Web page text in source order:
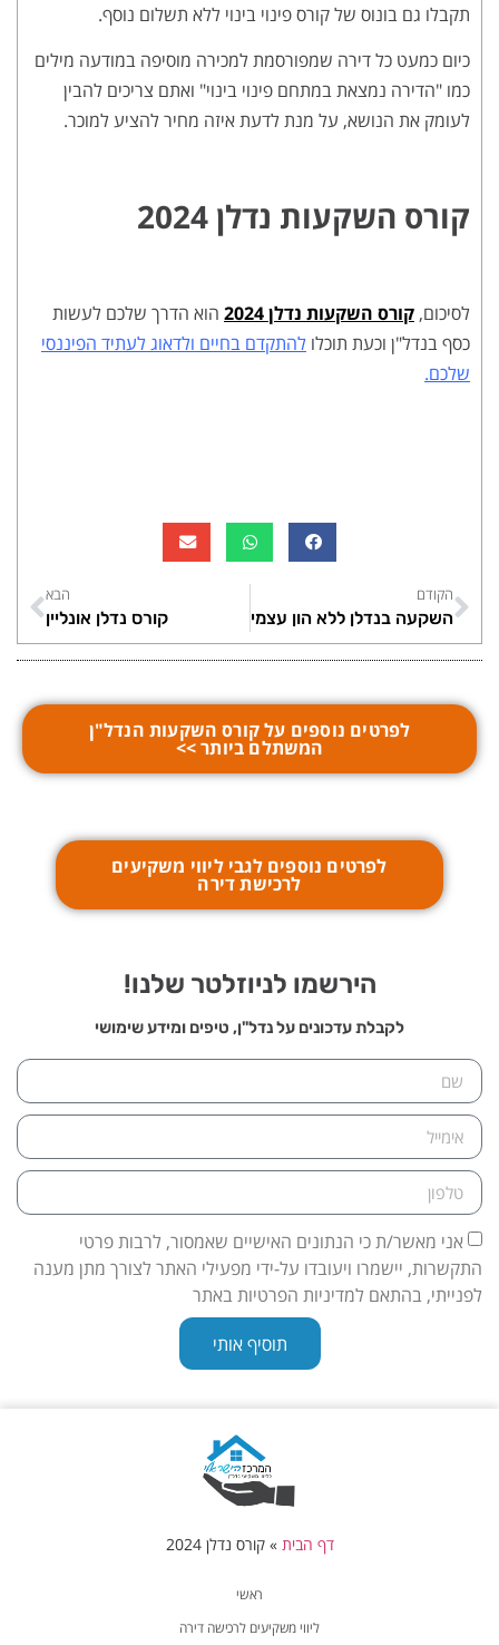
תקבלו גם בונוס של קורס פינוי בינוי ללא תשלום נוסף.
כיום כמעט כל דירה שמפורסמת למכירה מוסיפה במודעה מילים
כמו "הדירה נמצאת במתחם פינוי בינוי" ואתם צריכים להבין
לעומק את הנושא, על מנת לדעת איזה מחיר להציע למוכר.
קורס השקעות נדלן 2024
לסיכום, קורס השקעות נדלן 2024
הוא הדרך שלכם לעשות
כסף בנדל"ן וכעת תוכלו להתקדם בחיים ולדאוג לעתיד הפיננסי
שלכם.
הקודם
השקעה בנדלן ללא הון עצמי
הבא
קורס נדלן אונליין
לפרטים נוספים על קורס השקעות הנדל"ן
המשתלם ביותר >>
לפרטים נוספים לגבי ליווי משקיעים
לרכישת דירה
הירשמו לניוזלטר שלנו!
לקבלת עדכונים על נדל"ן, טיפים ומידע שימושי
אני מאשר/ת כי הנתונים האישיים שאמסור, לרבות פרטי
התקשרות, יישמרו ויעובדו על-ידי מפעילי האתר לצורך מתן מענה
לפנייתי, בהתאם למדיניות הפרטיות באתר
תוסיף אותי
ראשי
ליווי משקיעים לרכישה דירה
דף הבית »קורס נדלן 2024